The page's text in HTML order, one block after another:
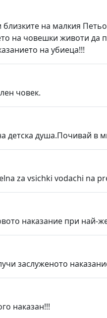
на малкия
на човешки животи да
на убиеца!!!
човек.
детска душа.Почивай в
za vsichki vodachi na
наказание при най-
заслуженото
наказан!!!